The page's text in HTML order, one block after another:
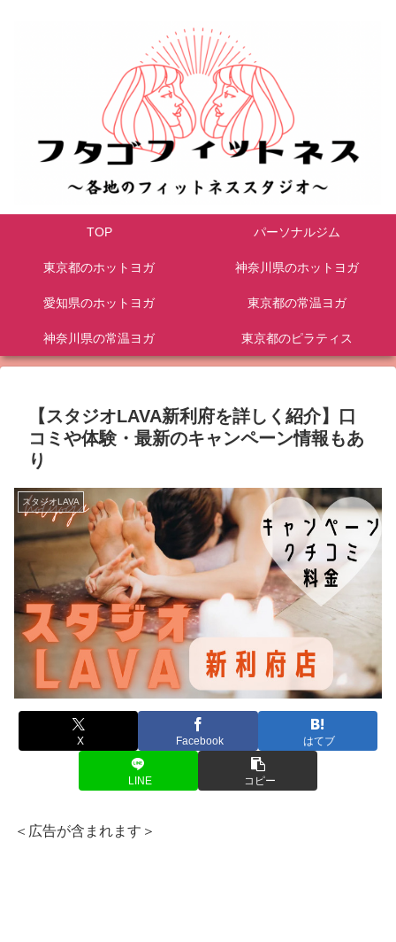
TOP パーソナルジム
東京都のホットヨガ 神奈川県のホットヨガ
愛知県のホットヨガ 東京都の常温ヨガ
神奈川県の常温ヨガ 東京都のピラティス
【スタジオLAVA新利府を詳しく紹介】口
コミや体験・最新のキャンペーン情報もあ
り
スタジオLAVA
X Facebook はてブ
LINE コピー
＜広告が含まれます＞